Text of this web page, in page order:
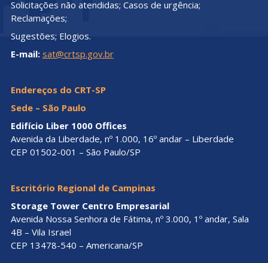
Solicitações não atendidas; Casos de urgência;
Reclamações;
Sugestões; Elogios.
E-mail: sat@crtsp.gov.br
Endereços do CRT-SP
Sede – São Paulo
Edifício Liber 1000 Offices
Avenida da Liberdade, nº 1.000, 16º andar – Liberdade
CEP 01502-001 – São Paulo/SP
Escritório Regional de Campinas
Storage Tower Centro Empresarial
Avenida Nossa Senhora de Fátima, nº 3.000, 1º andar, Sala
4B – Vila Israel
CEP 13478-540 – Americana/SP